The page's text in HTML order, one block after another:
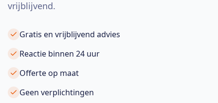
vrijblijvend.
Gratis en vrijblijvend advies
Reactie binnen 24 uur
Offerte op maat
Geen verplichtingen